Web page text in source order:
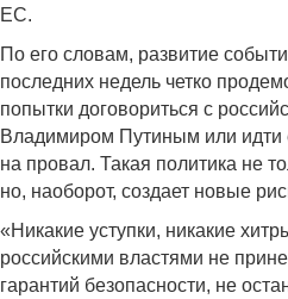
ЕС.
По его словам, развитие
последних недель четко
попытки договориться с
Владимиром Путиным или идти
на провал. Такая политика не
но, наоборот, создает новые
«Никакие уступки, никакие
российскими властями не
гарантий безопасности, не